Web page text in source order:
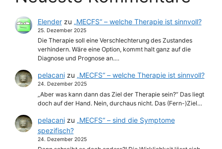
Elenderzu „MECFS“ – welche Therapie ist sinnvoll?
25. Dezember 2025
Die Therapie soll eine Verschlechterung des Zustandes
verhindern. Wäre eine Option, kommt halt ganz auf die
Diagnose und Prognose an.…
pelacanizu „MECFS“ – welche Therapie ist sinnvoll?
24. Dezember 2025
„Aber was kann dann das Ziel der Therapie sein?“ Das liegt
doch auf der Hand. Nein, durchaus nicht. Das (Fern-)Ziel…
pelacanizu „MECFS“ – sind die Symptome
spezifisch?
24. Dezember 2025